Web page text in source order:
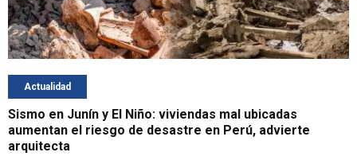
Actualidad
Sismo en Junín y El Niño: viviendas mal ubicadas
aumentan el riesgo de desastre en Perú, advierte
arquitecta